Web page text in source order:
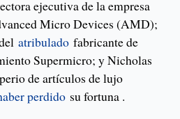
ejecutiva de la empresa
Micro Devices (AMD);
atribulado fabricante de
Supermicro; y Nicholas
de artículos de lujo
perdido su fortuna .